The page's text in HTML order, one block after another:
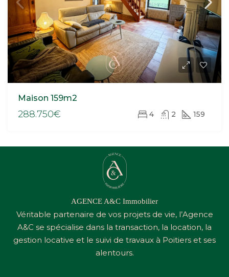
Maison 159m2
288.750€ 4 2 159
AGENCE A&C Immobilier
Véritable partenaire de vos projets de vie, l’Agence
A&C se spécialise dans la transaction, la location, la
gestion locative et le suivi de travaux à Poitiers et ses
alentours.